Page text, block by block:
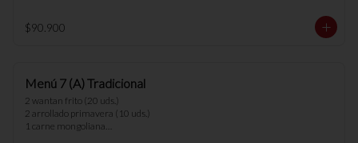
1 chapsui vegetariano
1 arrollado de marisco
menús.
$90.900
Menú 7 (A) Tradicional
2 wantan frito (20 uds.)
2 arrollado primavera (10 uds.)
1 carne mongoliana